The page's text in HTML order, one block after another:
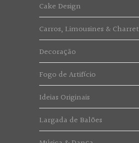
Cake Design
Carros, Limousines & Charret
Decoração
Fogo de Artifício
Ideias Originais
Largada de Balões